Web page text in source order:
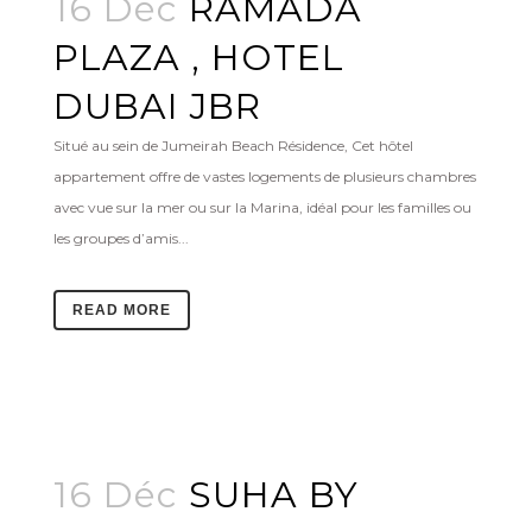
PLAZA , HOTEL
DUBAI JBR
Situé au sein de Jumeirah Beach Résidence, Cet hôtel
appartement offre de vastes logements de plusieurs chambres
avec vue sur la mer ou sur la Marina, idéal pour les familles ou
les groupes d’amis...
READ MORE
16 Déc SUHA BY